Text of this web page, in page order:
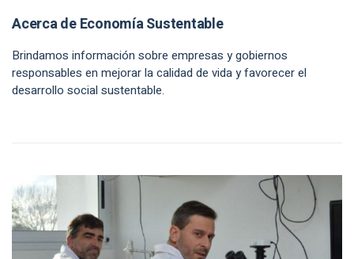
Acerca de Economía Sustentable
Brindamos información sobre empresas y gobiernos
responsables en mejorar la calidad de vida y favorecer el
desarrollo social sustentable.